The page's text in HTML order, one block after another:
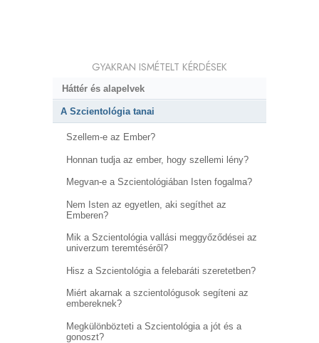
GYAKRAN ISMÉTELT KÉRDÉSEK
Háttér és alapelvek
A Szcientológia tanai
Szellem-e az Ember?
Honnan tudja az ember, hogy szellemi lény?
Megvan-e a Szcientológiában Isten fogalma?
Nem Isten az egyetlen, aki segíthet az
Emberen?
Mik a Szcientológia vallási meggyőződései az
univerzum teremtéséről?
Hisz a Szcientológia a felebaráti szeretetben?
Miért akarnak a szcientológusok segíteni az
embereknek?
Megkülönbözteti a Szcientológia a jót és a
gonoszt?